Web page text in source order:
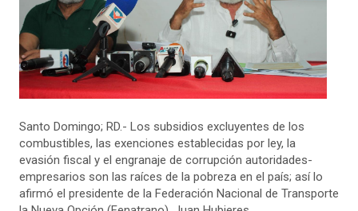
Santo Domingo; RD.- Los subsidios excluyentes de los
combustibles, las exenciones establecidas por ley, la
evasión fiscal y el engranaje de corrupción autoridades-
empresarios son las raíces de la pobreza en el país; así lo
afirmó el presidente de la Federación Nacional de Transporte